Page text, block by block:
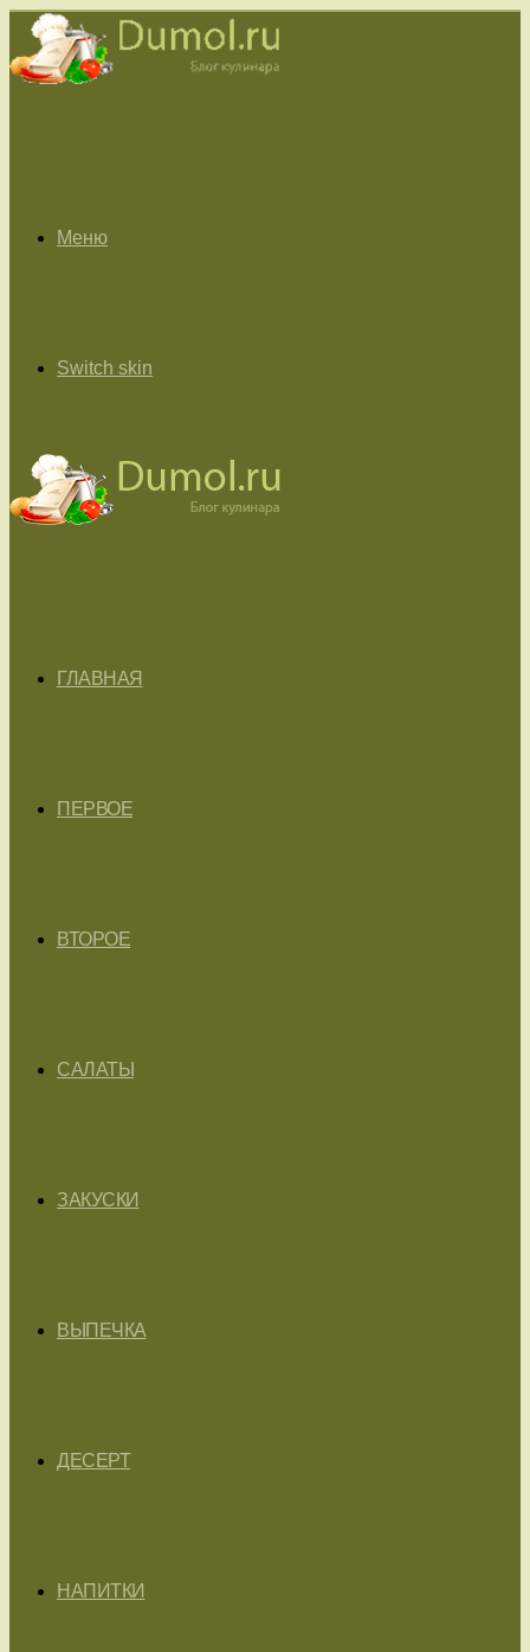
Меню
Switch skin
ГЛАВНАЯ
ПЕРВОЕ
ВТОРОЕ
САЛАТЫ
ЗАКУСКИ
ВЫПЕЧКА
ДЕСЕРТ
НАПИТКИ